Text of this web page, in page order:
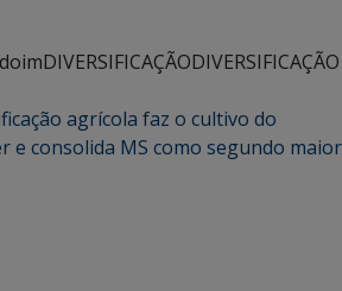
DIVERSIFICAÇÃODIVERSIFICAÇÃO
agrícola faz o cultivo do
e consolida MS como segundo maior